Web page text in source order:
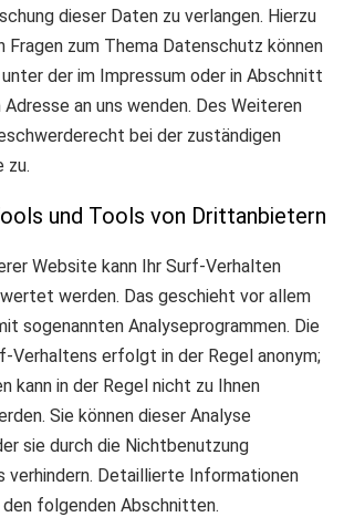
dieser Daten zu verlangen. Hierzu
Fragen zum Thema Datenschutz können
der im Impressum oder in Abschnitt
Adresse an uns wenden. Des Weiteren
bei der zuständigen
zu.
und Tools von Drittanbietern
Website kann Ihr Surf-Verhalten
werden. Das geschieht vor allem
sogenannten Analyseprogrammen. Die
Verhaltens erfolgt in der Regel anonym;
kann in der Regel nicht zu Ihnen
Sie können dieser Analyse
sie durch die Nichtbenutzung
Detaillierte Informationen
den folgenden Abschnitten.